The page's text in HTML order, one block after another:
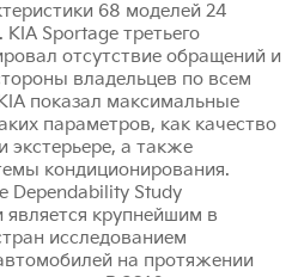
68 моделей 24
Sportage третьего
отсутствие обращений и
владельцев по всем
показал максимальные
параметров, как качество
экстерьере, а также
кондиционирования.
Dependability Study
является крупнейшим в
исследованием
на протяжении